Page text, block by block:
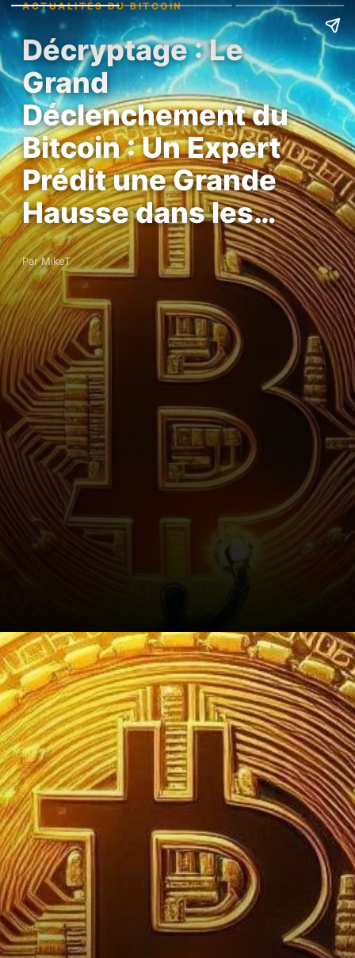
ACTUALITÉS DU BITCOIN
Décryptage : Le
Grand
Déclenchement du
Bitcoin : Un Expert
Prédit une Grande
Hausse dans les…
Par MikeT